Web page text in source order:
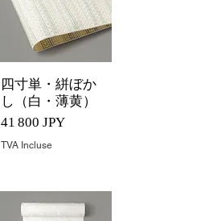
Aperçu rapide
四寸単・絣ぼか
し（白・薄黄）
Prix
41 800 JPY
TVA Incluse